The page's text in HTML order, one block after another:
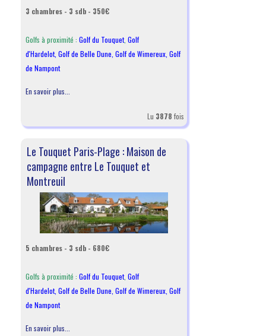
3 chambres - 3 sdb - 350€
Golfs à proximité : Golf du Touquet, Golf
d'Hardelot, Golf de Belle Dune Golf de Wimereux, Golf
de Nampont
En savoir plus...
Lu 3878 fois
Le Touquet Paris-Plage : Maison de
campagne entre Le Touquet et
Montreuil
5 chambres - 3 sdb - 680€
Golfs à proximité : Golf du Touquet, Golf
d'Hardelot, Golf de Belle Dune Golf de Wimereux, Golf
de Nampont
En savoir plus...